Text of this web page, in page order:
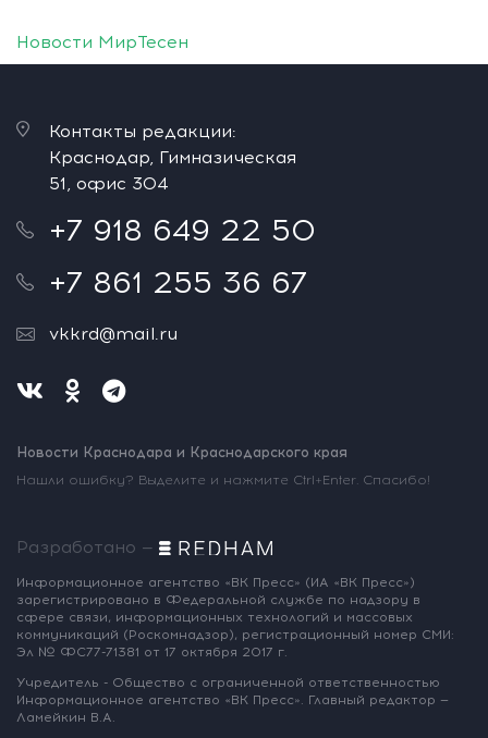
Новости МирТесен
Контакты редакции:
Краснодар, Гимназическая
51, офис 304
+7 918 649 22 50
+7 861 255 36 67
vkkrd@mail.ru
Новости Краснодара и Краснодарского края
Нашли ошибку? Выделите и нажмите Ctrl+Enter. Спасибо!
Разработано —
Информационное агентство «ВК Пресс» (ИА «ВК Пресс»)
зарегистрировано в Федеральной службе по надзору в
сфере связи, информационных технологий и массовых
коммуникаций (Роскомнадзор), регистрационный номер СМИ:
Эл № ФС77-71381 от 17 октября 2017 г.
Учредитель - Общество с ограниченной ответственностью
Информационное агентство «ВК Пресс». Главный редактор —
Ламейкин В.А.